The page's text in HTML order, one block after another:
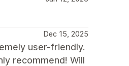
Dec 15, 2025
user-friendly.
recommend! Will